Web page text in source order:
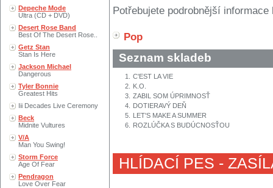
Depeche Mode
Ultra (CD + DVD)
Desert Rose Band
Best Of The Desert Rose..
Getz Stan
Stan Is Here
Jackson Michael
Dangerous
Tyler Bonnie
Greatest Hits
Iii Decades Live Ceremony
Beck
Midnite Vultures
V/A
Man You Swing!
Storm Force
Age Of Fear
Pendragon
Love Over Fear
Potřebujete podrobnější
Pop
Seznam skladeb
1.
C'EST LA VIE
2.
K.O.
3. ZABIL SOM ÚPRIMNOSŤ
4.
DOTIERAVÝ DEŇ
5.
LET'S MAKE A SUMMER
6.
ROZLÚČKA S BUDÚCNOSŤOU
HLÍDACÍ PES -